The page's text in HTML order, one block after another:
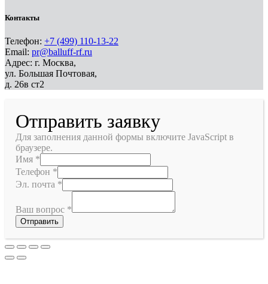
Контакты
Телефон: +7 (499) 110-13-22
Email: pr@balluff-rf.ru
Адрес: г. Москва,
ул. Большая Почтовая,
д. 26в ст2
Отправить заявку
Для заполнения данной формы включите JavaScript в
браузере.
Имя *
Телефон *
Эл. почта *
Ваш вопрос *
Отправить